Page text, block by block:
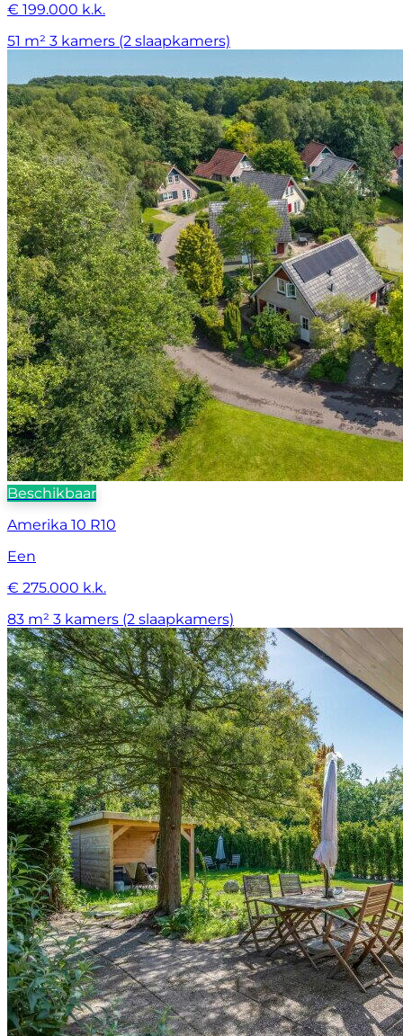
€ 199.000 k.k.
51 m² 3 kamers (2 slaapkamers)
Beschikbaar
Amerika 10 R10
Een
€ 275.000 k.k.
83 m² 3 kamers (2 slaapkamers)